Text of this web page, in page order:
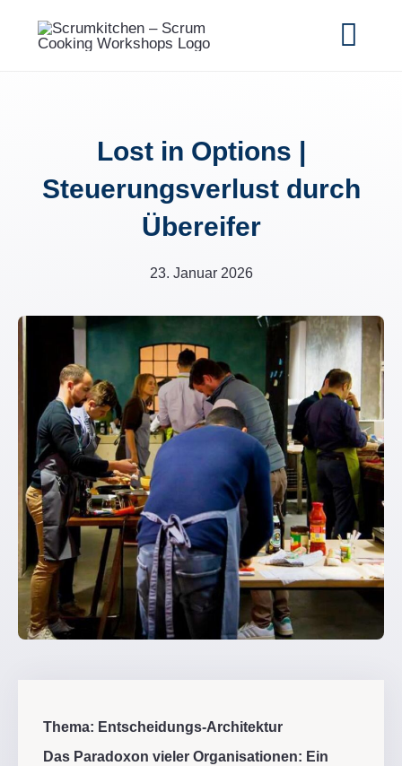
Workshops
Case Studies
Über uns
Kontakt
Lost in Options |
Steuerungsverlust durch
Übereifer
23. Januar 2026
Thema: Entscheidungs-Architektur
Das Paradoxon vieler Organisationen: Ein